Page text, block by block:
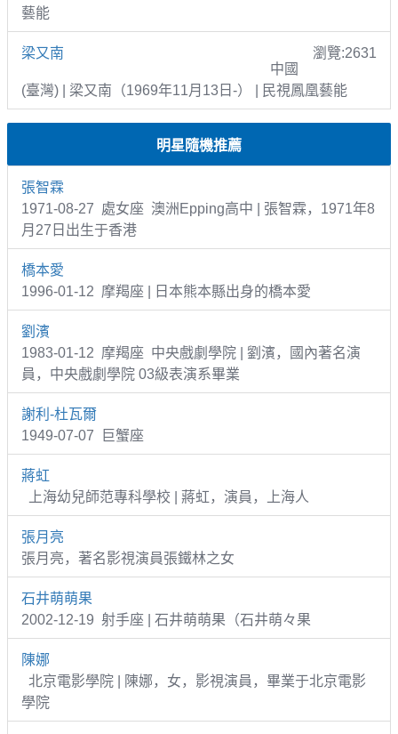
藝能
梁又南
瀏覽:2631
中國
(臺灣) | 梁又南（1969年11月13日-） | 民視鳳凰藝能
明星隨機推薦
張智霖
1971-08-27 處女座 澳洲Epping高中 | 張智霖，1971年8
月27日出生于香港
橋本愛
1996-01-12 摩羯座 | 日本熊本縣出身的橋本愛
劉濱
1983-01-12 摩羯座 中央戲劇學院 | 劉濱，國內著名演
員，中央戲劇學院 03級表演系畢業
謝利-杜瓦爾
1949-07-07 巨蟹座
蔣虹
上海幼兒師范專科學校 | 蔣虹，演員，上海人
張月亮
張月亮，著名影視演員張鐵林之女
石井萌萌果
2002-12-19 射手座 | 石井萌萌果（石井萌々果
陳娜
北京電影學院 | 陳娜，女，影視演員，畢業于北京電影
學院